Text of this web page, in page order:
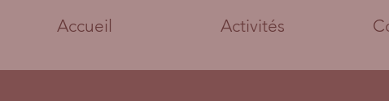
Accueil Activités